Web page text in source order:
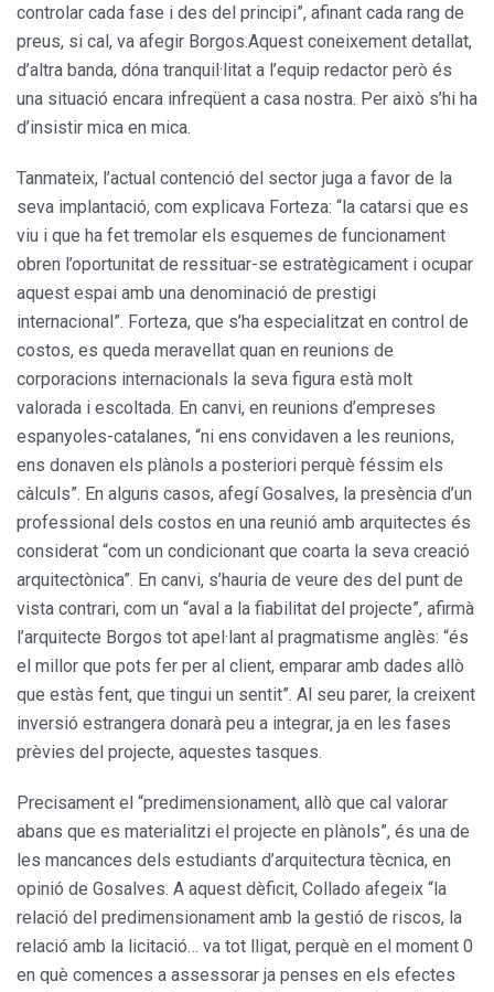
controlar cada fase i des del principi”, afinant cada rang de
preus, si cal, va afegir Borgos.Aquest coneixement detallat,
d’altra banda, dóna tranquil·litat a l’equip redactor però és
una situació encara infreqüent a casa nostra. Per això s’hi ha
d’insistir mica en mica.
Tanmateix, l’actual contenció del sector juga a favor de la
seva implantació, com explicava Forteza: “la catarsi que es
viu i que ha fet tremolar els esquemes de funcionament
obren l’oportunitat de ressituar-se estratègicament i ocupar
aquest espai amb una denominació de prestigi
internacional”. Forteza, que s’ha especialitzat en control de
costos, es queda meravellat quan en reunions de
corporacions internacionals la seva figura està molt
valorada i escoltada. En canvi, en reunions d’empreses
espanyoles-catalanes, “ni ens convidaven a les reunions,
ens donaven els plànols a posteriori perquè féssim els
càlculs”. En alguns casos, afegí Gosalves, la presència d’un
professional dels costos en una reunió amb arquitectes és
considerat “com un condicionant que coarta la seva creació
arquitectònica”. En canvi, s’hauria de veure des del punt de
vista contrari, com un “aval a la fiabilitat del projecte”, afirmà
l’arquitecte Borgos tot apel·lant al pragmatisme anglès: “és
el millor que pots fer per al client, emparar amb dades allò
que estàs fent, que tingui un sentit”. Al seu parer, la creixent
inversió estrangera donarà peu a integrar, ja en les fases
prèvies del projecte, aquestes tasques.
Precisament el “predimensionament, allò que cal valorar
abans que es materialitzi el projecte en plànols”, és una de
les mancances dels estudiants d’arquitectura tècnica, en
opinió de Gosalves. A aquest dèficit, Collado afegeix “la
relació del predimensionament amb la gestió de riscos, la
relació amb la licitació… va tot lligat, perquè en el moment 0
en què comences a assessorar ja penses en els efectes